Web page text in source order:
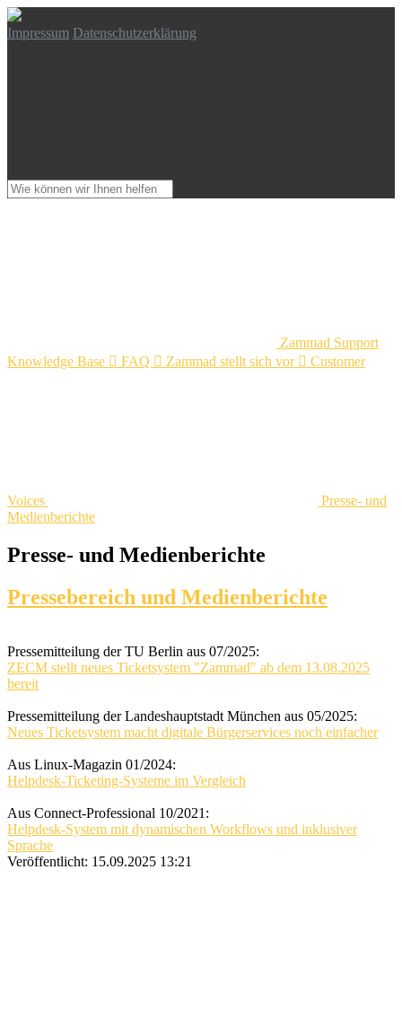
Impressum Datenschutzerklärung
Zammad Support
Knowledge Base  FAQ  Zammad stellt sich vor  Customer
Voices
Presse- und
Medienberichte
Presse- und Medienberichte
Pressebereich und Medienberichte
Pressemitteilung der TU Berlin aus 07/2025:
ZECM stellt neues Ticketsystem "Zammad" ab dem 13.08.2025
bereit
Pressemitteilung der Landeshauptstadt München aus 05/2025:
Neues Ticketsystem macht digitale Bürgerservices noch einfacher
Aus Linux-Magazin 01/2024:
Helpdesk-Ticketing-Systeme im Vergleich
Aus Connect-Professional 10/2021:
Helpdesk-System mit dynamischen Workflows und inklusiver
Sprache
Veröffentlicht: 15.09.2025 13:21